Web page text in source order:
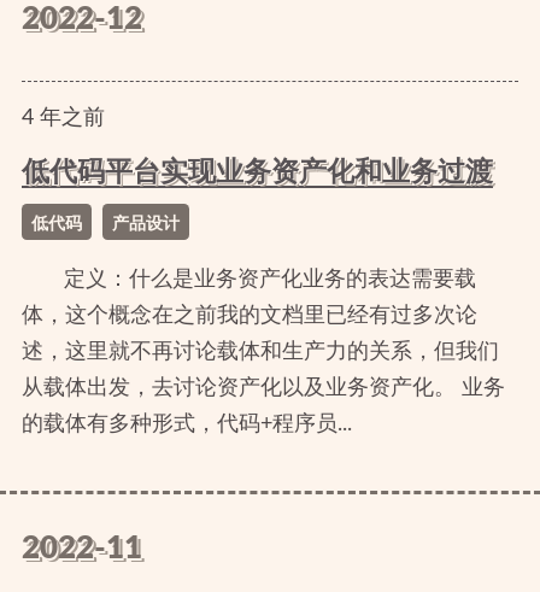
2022-12
4年之前
低代码平台实现业务资产化和业务过渡
低代码 产品设计
定义：什么是业务资产化业务的表达需要载
体，这个概念在之前我的文档里已经有过多次论
述，这里就不再讨论载体和生产力的关系，但我们
从载体出发，去讨论资产化以及业务资产化。 业务
的载体有多种形式，代码+程序员...
2022-11